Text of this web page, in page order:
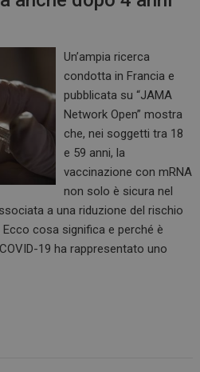
Un’ampia ricerca
condotta in Francia e
pubblicata su “JAMA
Network Open” mostra
che, nei soggetti tra 18
e 59 anni, la
vaccinazione con mRNA
non solo è sicura nel
a una riduzione del rischio
cosa significa e perché è
19 ha rappresentato uno